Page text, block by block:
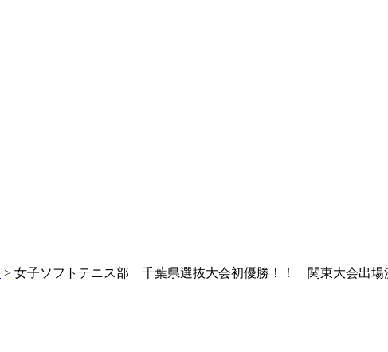
> 女子ソフトテニス部 千葉県選抜大会初優勝！！ 関東大会出場